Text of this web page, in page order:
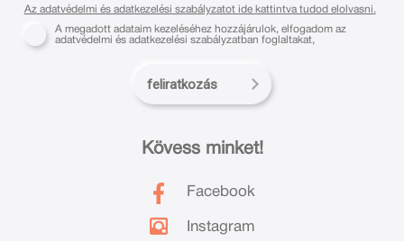
Kövess minket!
Facebook
Instagram
Az adatvédelmi és adatkezelési szabályzatot ide kattintva tudod elolvasni.
A megadott adataim kezeléséhez hozzájárulok, elfogadom az
adatvédelmi és adatkezelési szabályzatban foglaltakat,
feliratkozás